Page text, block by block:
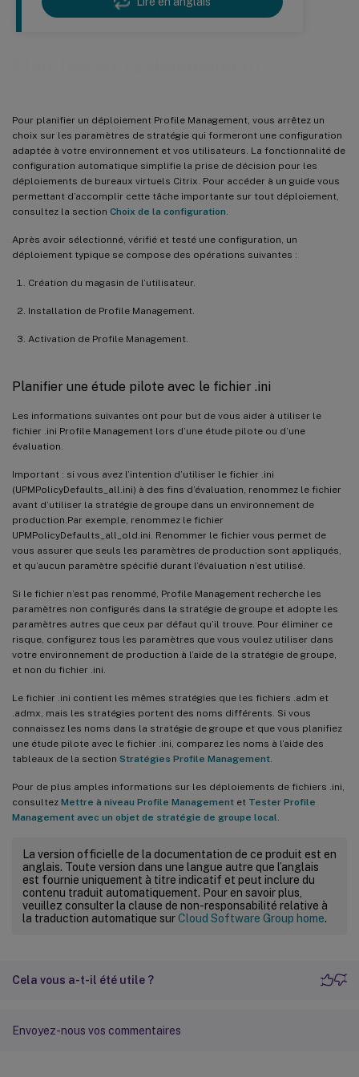
Pour planifier un déploiement Profile Management, vous arrêtez un
choix sur les paramètres de stratégie qui formeront une configuration
adaptée à votre environnement et vos utilisateurs. La fonctionnalité de
configuration automatique simplifie la prise de décision pour les
déploiements de bureaux virtuels Citrix. Pour accéder à un guide vous
permettant d’accomplir cette tâche importante sur tout déploiement,
consultez la section Choix de la configuration
Après avoir sélectionné, vérifié et testé une configuration, un
déploiement typique se compose des opérations suivantes :
Création du magasin de l’utilisateur.
Installation de Profile Management.
Activation de Profile Management.
Planifier une étude pilote avec le fichier .ini
Les informations suivantes ont pour but de vous aider à utiliser le
fichier .ini Profile Management lors d’une étude pilote ou d’une
évaluation.
Important : si vous avez l’intention d’utiliser le fichier .ini
(UPMPolicyDefaults_all.ini) à des fins d’évaluation, renommez le fichier
avant d’utiliser la stratégie de groupe dans un environnement de
production.Par exemple, renommez le fichier
UPMPolicyDefaults_all_old.ini. Renommer le fichier vous permet de
vous assurer que seuls les paramètres de production sont appliqués,
et qu’aucun paramètre spécifié durant l’évaluation n’est utilisé.
Si le fichier n’est pas renommé, Profile Management recherche les
paramètres non configurés dans la stratégie de groupe et adopte les
paramètres autres que ceux par défaut qu’il trouve. Pour éliminer ce
risque, configurez tous les paramètres que vous voulez utiliser dans
votre environnement de production à l’aide de la stratégie de groupe,
et non du fichier .ini.
Le fichier .ini contient les mêmes stratégies que les fichiers .adm et
.admx, mais les stratégies portent des noms différents. Si vous
connaissez les noms dans la stratégie de groupe et que vous planifiez
une étude pilote avec le fichier .ini, comparez les noms à l’aide des
tableaux de la section Stratégies Profile Management
Pour de plus amples informations sur les déploiements de fichiers .ini,
consultez Mettre à niveau Profile Management et Tester Profile
Management avec un objet de stratégie de groupe local
La version officielle de la documentation de ce produit est en
anglais. Toute version dans une langue autre que l’anglais
est fournie uniquement à titre indicatif et peut inclure du
contenu traduit automatiquement. Pour en savoir plus,
veuillez consulter la clause de non-responsabilité relative à
la traduction automatique surCloud Software Group home.
Cela vous a-t-il été utile ?
Envoyez-nous vos commentaires